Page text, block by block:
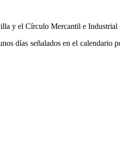
y el Círculo Mercantil e Industrial
días señalados en el calendario